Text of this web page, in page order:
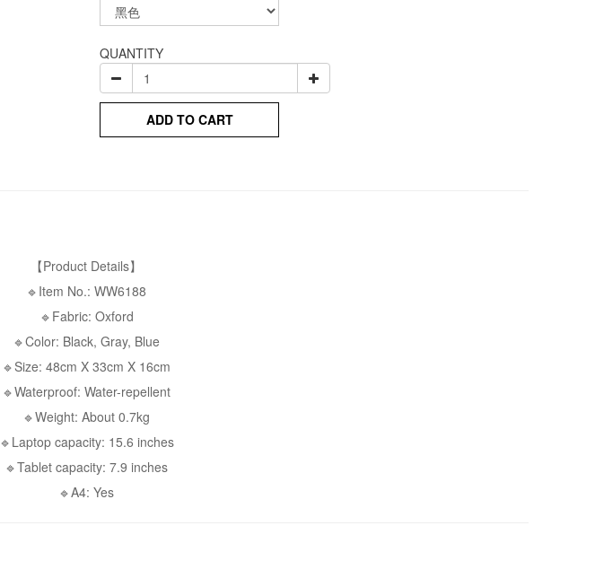
QUANTITY
ADD TO CART
【Product Details】
🔹Item No.: WW6188
🔹Fabric: Oxford
🔹Color: Black, Gray, Blue
🔹Size: 48cm X 33cm X 16cm
🔹Waterproof: Water-repellent
🔹Weight: About 0.7kg
🔹Laptop capacity: 15.6 inches
🔹Tablet capacity: 7.9 inches
🔹A4: Yes